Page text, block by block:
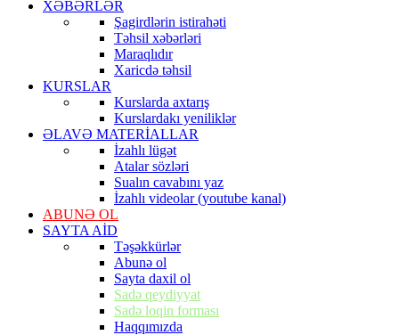
XƏBƏRLƏR
Şagirdlərin istirahəti
Təhsil xəbərləri
Maraqlıdır
Xaricdə təhsil
KURSLAR
Kurslarda axtarış
Kurslardakı yeniliklər
ƏLAVƏ MATERİALLAR
İzahlı lügət
Atalar sözləri
Sualın cavabını yaz
İzahlı videolar (youtube kanal)
ABUNƏ OL
SAYTA AİD
Təşəkkürlər
Abunə ol
Sayta daxil ol
Sadə qeydiyyat
Sadə loqin forması
Haqqımızda